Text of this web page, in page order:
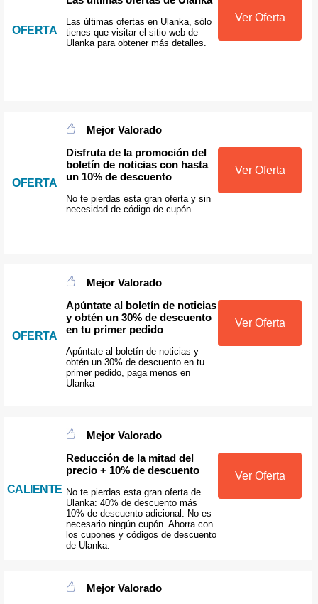
OFERTA
Las últimas ofertas en Ulanka, sólo
tienes que visitar el sitio web de
Ulanka para obtener más detalles.
Ver Oferta
OFERTA
Mejor Valorado
Disfruta de la promoción del
boletín de noticias con hasta
un 10% de descuento
No te pierdas esta gran oferta y sin
necesidad de código de cupón.
Ver Oferta
OFERTA
Mejor Valorado
Apúntate al boletín de noticias
y obtén un 30% de descuento
en tu primer pedido
Apúntate al boletín de noticias y
obtén un 30% de descuento en tu
primer pedido, paga menos en
Ulanka
Ver Oferta
CALIENTE
Mejor Valorado
Reducción de la mitad del
precio + 10% de descuento
No te pierdas esta gran oferta de
Ulanka: 40% de descuento más
10% de descuento adicional. No es
necesario ningún cupón. Ahorra con
los cupones y códigos de descuento
de Ulanka.
Ver Oferta
Mejor Valorado